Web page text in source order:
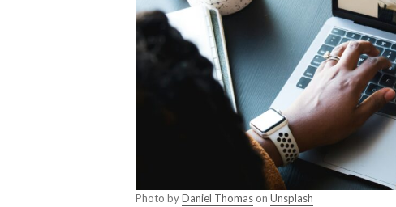
Photo byDaniel Thomas on Unsplash